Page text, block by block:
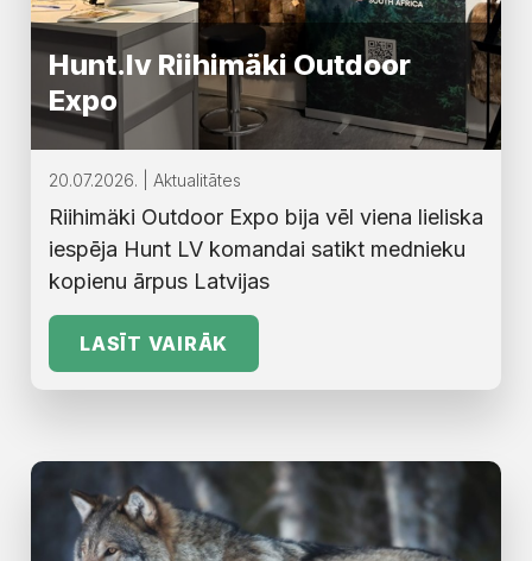
Hunt.lv Riihimäki Outdoor
Expo
20.07.2026. | Aktualitātes
Riihimäki Outdoor Expo bija vēl viena lieliska
iespēja Hunt LV komandai satikt mednieku
kopienu ārpus Latvijas
LASĪT VAIRĀK